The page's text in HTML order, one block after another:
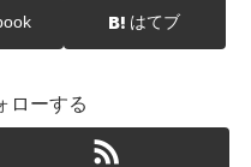
はてブ
ローする